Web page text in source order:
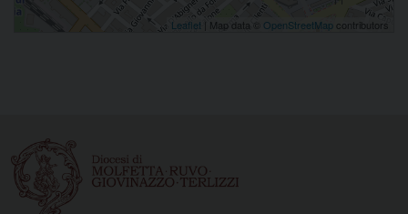
Leaflet | Map data © OpenStreetMap contributors